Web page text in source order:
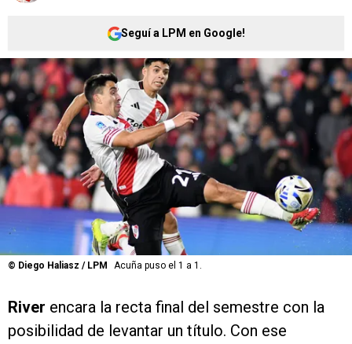
Seguí a LPM en Google!
© Diego Haliasz / LPM Acuña puso el 1 a 1.
River encara la recta final del semestre con la
posibilidad de levantar un título. Con ese